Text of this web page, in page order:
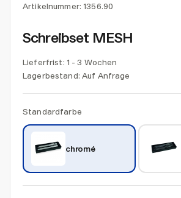
Artikelnummer: 1356.90
Schreibset MESH
Lieferfrist: 1 - 3 Wochen
Lagerbestand: Auf Anfrage
Standardfarbe
chromé